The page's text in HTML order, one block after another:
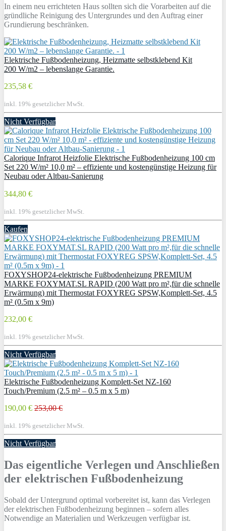
In einem neu errichteten Haus sollten sich die Vorarbeiten auf die
gründliche Reinigung des Untergrundes und den Auftrag einer
Grundierung beschränken.
Elektrische Fußbodenheizung, Heizmatte selbstklebend Kit
200 W/m2 – lebenslange Garantie.
235,58 €
inkl. 19% gesetzlicher MwSt.
Nicht Verfügbar
Calorique Infrarot Heizfolie Elektrische Fußbodenheizung 100 cm
Set 220 W/m² 10,0 m² – effiziente und kostengünstige Heizung für
Neubau oder Altbau-Sanierung
344,80 €
inkl. 19% gesetzlicher MwSt.
Kaufen
FOXYSHOP24-elektrische Fußbodenheizung PREMIUM
MARKE FOXYMAT.SL RAPID (200 Watt pro m²,für die schnelle
Erwärmung) mit Thermostat FOXYREG SPSW,Komplett-Set, 4.5
m² (0.5m x 9m)
232,00 €
inkl. 19% gesetzlicher MwSt.
Nicht Verfügbar
Elektrische Fußbodenheizung Komplett-Set NZ-160
Touch/Premium (2.5 m² – 0.5 m x 5 m)
190,00 € 253,00 €
inkl. 19% gesetzlicher MwSt.
Nicht Verfügbar
Das eigentliche Verlegen und Anschließen
der elektrischen Fußbodenheizung
Sobald der Untergrund optimal vorbereitet ist, kann das Verlegen
der elektrischen Fußbodenheizung beginnen – sofern alles
Notwendige an Materialien und Werkzeugen verfügbar ist.